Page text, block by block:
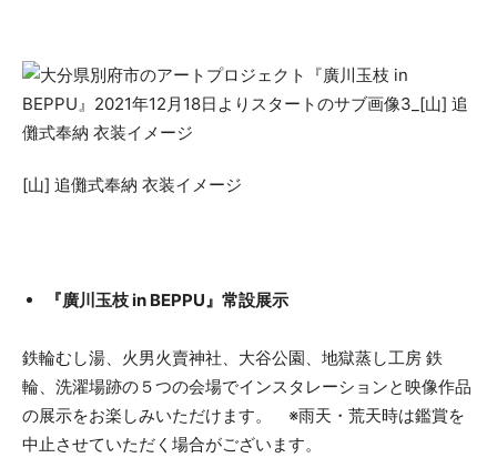
​[山] 追儺式奉納 衣装イメージ
『廣川玉枝 in BEPPU』常設展示
鉄輪むし湯、火男火賣神社、大谷公園、地獄蒸し工房 鉄
輪、洗濯場跡の５つの会場でインスタレーションと映像作品
の展示をお楽しみいただけます。 ※雨天・荒天時は鑑賞を
中止させていただく場合がございます。